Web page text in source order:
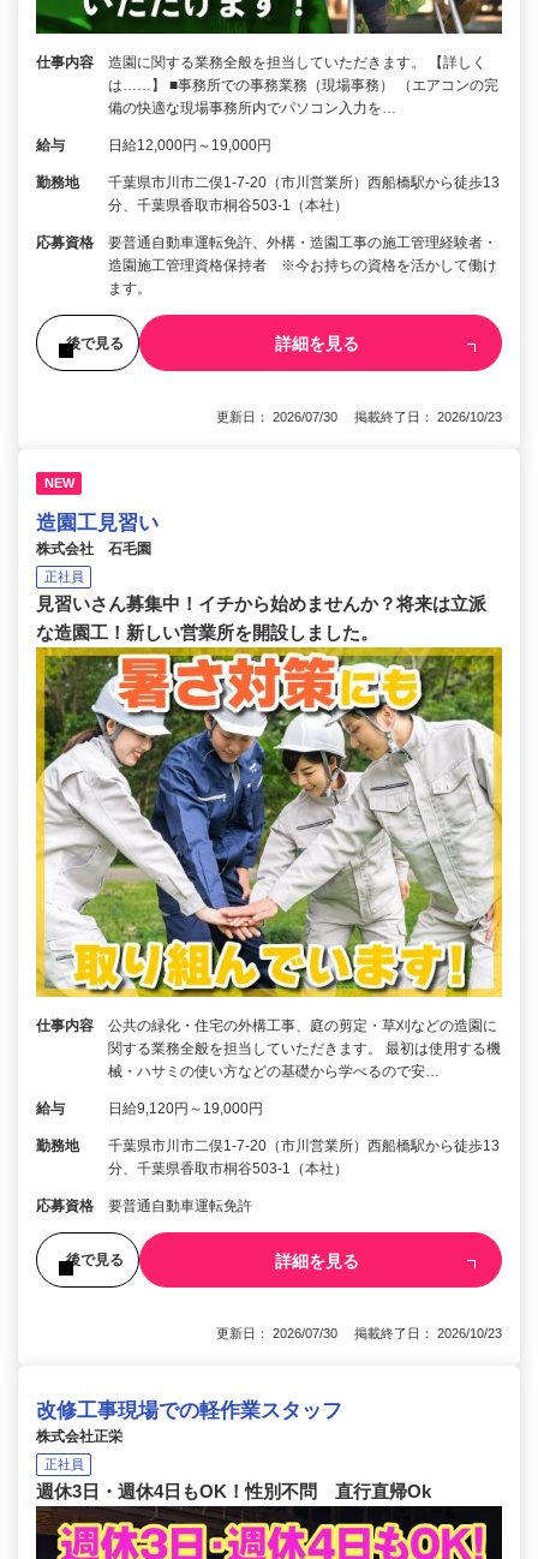
仕事内容
造園に関する業務全般を担当していただきます。 【詳しく
は……】 ■事務所での事務業務（現場事務） （エアコンの完
備の快適な現場事務所内でパソコン入力を…
給与 日給12,000円～19,000円
勤務地
千葉県市川市二俣1-7-20（市川営業所）西船橋駅から徒歩13
分、千葉県香取市桐谷503-1（本社）
応募資格
要普通自動車運転免許、外構・造園工事の施工管理経験者・
造園施工管理資格保持者 ※今お持ちの資格を活かして働け
ます。
後で見る 詳細を見る
更新日： 2026/07/30 掲載終了日： 2026/10/23
NEW
造園工見習い
株式会社 石毛園
正社員
見習いさん募集中！イチから始めませんか？将来は立派
な造園工！新しい営業所を開設しました。
仕事内容
公共の緑化・住宅の外構工事、庭の剪定・草刈などの造園に
関する業務全般を担当していただきます。 最初は使用する機
械・ハサミの使い方などの基礎から学べるので安…
給与 日給9,120円～19,000円
勤務地
千葉県市川市二俣1-7-20（市川営業所）西船橋駅から徒歩13
分、千葉県香取市桐谷503-1（本社）
応募資格 要普通自動車運転免許
後で見る 詳細を見る
更新日： 2026/07/30 掲載終了日： 2026/10/23
改修工事現場での軽作業スタッフ
株式会社正栄
正社員
週休3日・週休4日もOK！性別不問 直行直帰Ok